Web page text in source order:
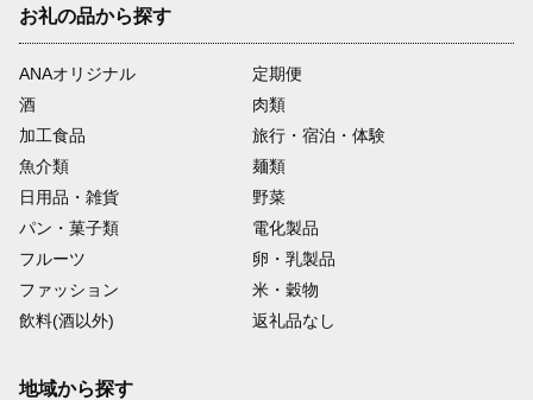
お礼の品から探す
ANAオリジナル
定期便
酒
肉類
加工食品
旅行・宿泊・体験
魚介類
麺類
日用品・雑貨
野菜
パン・菓子類
電化製品
フルーツ
卵・乳製品
ファッション
米・穀物
飲料(酒以外)
返礼品なし
地域から探す